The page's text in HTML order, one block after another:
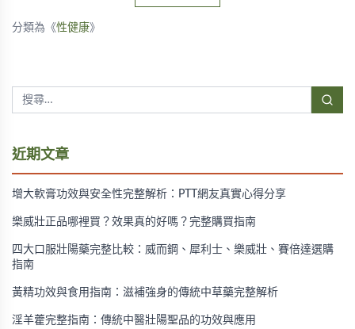
分類為《性健康》
近期文章
增大軟膏功效與安全性完整解析：PTT網友真實心得分享
樂威壯正品哪裡買？效果真的好嗎？完整購買指南
四大口服壯陽藥完整比較：威而鋼、犀利士、樂威壯、賽倍達選購
指南
黃精功效與食用指南：滋補強身的傳統中草藥完整解析
淫羊藿完整指南：傳統中醫壯陽聖品的功效與應用